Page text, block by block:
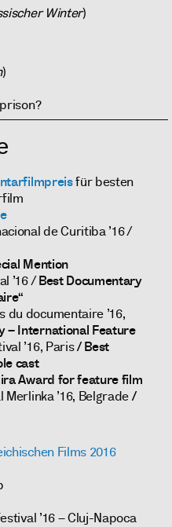
Winter)
)
für besten
de Curitiba ’16 /
Mention
’16 /Best Documentary
du documentaire ’16,
– International Feature
’16, Paris/ Best
cast
Award for feature film
’16, Belgrade/
Films 2016
’16 – Cluj-Napoca